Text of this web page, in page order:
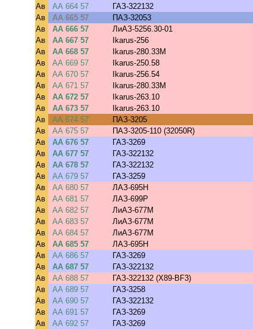
Ав
АА 664 57 ГАЗ-322132
Ав
АА 665 57 ПАЗ-32053
Ав
АА 666 57 ЛиАЗ-5256.30-01
Ав
АА 667 57 Ikarus-256
Ав
АА 668 57 Ikarus-280.33M
Ав
АА 669 57 Ikarus-250.58
Ав
АА 670 57 Ikarus-256.54
Ав
АА 671 57 Ikarus-280.33M
Ав
АА 672 57 Ikarus-263.10
Ав
АА 673 57 Ikarus-263.10
Ав
АА 674 57 ПАЗ-3205
Ав
АА 675 57 ПАЗ-3205-110 (32050R)
Ав
АА 676 57 ГАЗ-3269
Ав
АА 677 57 ГАЗ-322132
Ав
АА 678 57 ГАЗ-322132
Ав
АА 679 57 ГАЗ-3259
Ав
АА 680 57 ЛАЗ-695Н
Ав
АА 681 57 ЛАЗ-699Р
Ав
АА 682 57 ЛиАЗ-677М
Ав
АА 683 57 ЛиАЗ-677М
Ав
АА 684 57 ЛиАЗ-677М
Ав
АА 685 57 ЛАЗ-695Н
Ав
АА 686 57 ГАЗ-3269
Ав
АА 687 57 ГАЗ-322132
Ав
АА 688 57 ГАЗ-322132 (X89-BF3)
Ав
АА 689 57 ГАЗ-3258
Ав
АА 690 57 ГАЗ-322132
Ав
АА 691 57 ГАЗ-3269
Ав
АА 692 57 ГАЗ-3269